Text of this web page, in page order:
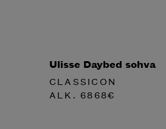
Ulisse Daybed sohva
CLASSICON
ALK. 6868€